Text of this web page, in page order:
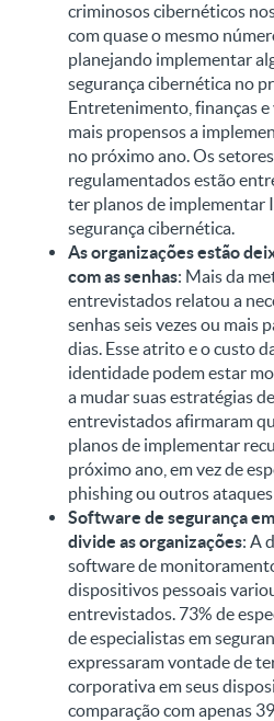
criminosos cibernéticos
com quase o mesmo
planejando implementar
segurança cibernética no
Entretenimento, finanças
mais propensos a
no próximo ano. Os
regulamentados estão
ter planos de implementar
segurança cibernética.
As organizações estão
com as senhas: Mais da
entrevistados relatou a
senhas seis vezes ou mais
dias. Esse atrito e o custo
identidade podem estar
a mudar suas estratégias
entrevistados afirmaram
planos de implementar
próximo ano, em vez de
phishing ou outros
Software de segurança
divide as organizações: A
software de
dispositivos pessoais
entrevistados. 73% de
de especialistas em
expressaram vontade de
corporativa em seus
comparação com apenas